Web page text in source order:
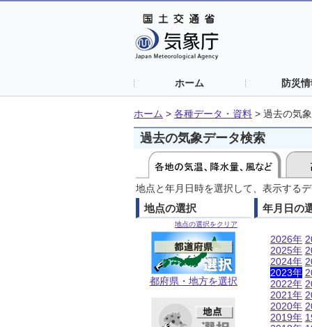
ホーム 防災
ホーム > 各種データ・資料 > 過去の気
過去の気象データ検索
地点と年月日時を選択して、表示する
地点の選択
地点の選択をクリア
都府県・地方を選択
年月日の
2026年
2025年
2024年
2023年
2022年
2021年
2020年
2019年